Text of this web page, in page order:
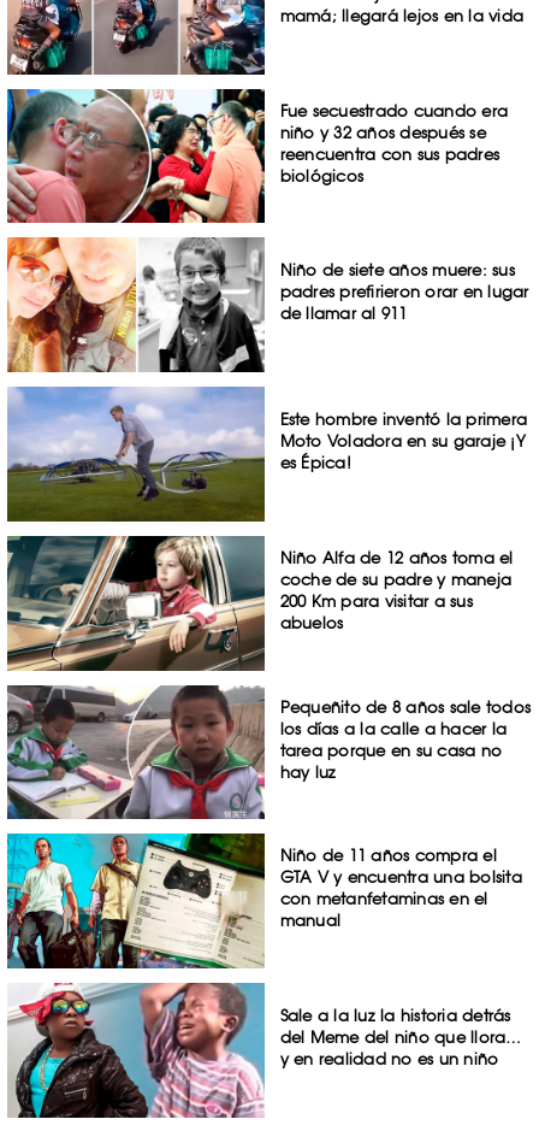
mamá; llegará lejos en la vida
Fue secuestrado cuando era
niño y 32 años después se
reencuentra con sus padres
biológicos
Niño de siete años muere: sus
padres prefirieron orar en lugar
de llamar al 911
Este hombre inventó la primera
Moto Voladora en su garaje ¡Y
es Épica!
Niño Alfa de 12 años toma el
coche de su padre y maneja
200 Km para visitar a sus
abuelos
Pequeñito de 8 años sale todos
los días a la calle a hacer la
tarea porque en su casa no
hay luz
Niño de 11 años compra el
GTA V y encuentra una bolsita
con metanfetaminas en el
manual
Sale a la luz la historia detrás
del Meme del niño que llora…
y en realidad no es un niño